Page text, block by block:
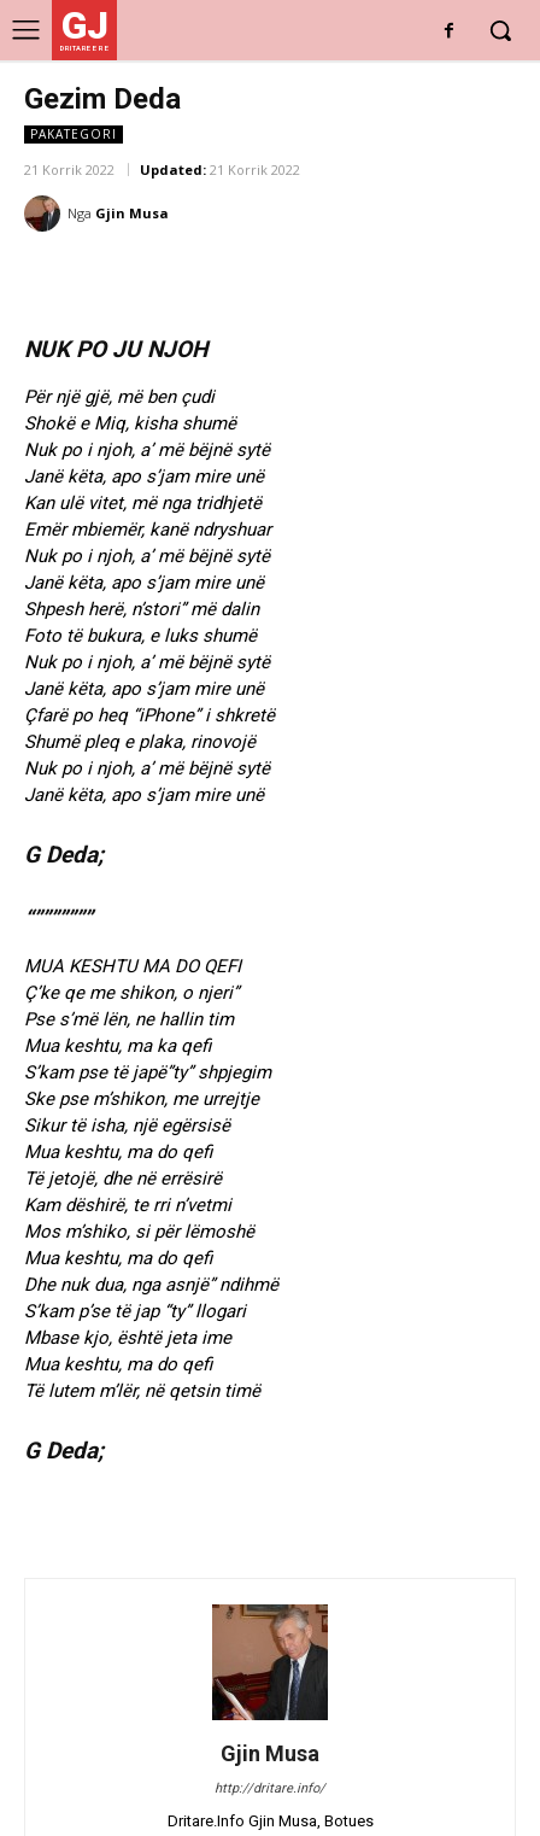
GJ
DRITARE E RE
Gezim Deda
PAKATEGORI
21 Korrik 2022 Updated: 21 Korrik 2022
Nga Gjin Musa
NUK PO JU NJOH
Për një gjë, më ben çudi
Shokë e Miq, kisha shumë
Nuk po i njoh, a’ më bëjnë sytë
Janë këta, apo s’jam mire unë
Kan ulë vitet, më nga tridhjetë
Emër mbiemër, kanë ndryshuar
Nuk po i njoh, a’ më bëjnë sytë
Janë këta, apo s’jam mire unë
Shpesh herë, n’stori” më dalin
Foto të bukura, e luks shumë
Nuk po i njoh, a’ më bëjnë sytë
Janë këta, apo s’jam mire unë
Çfarë po heq “iPhone” i shkretë
Shumë pleq e plaka, rinovojë
Nuk po i njoh, a’ më bëjnë sytë
Janë këta, apo s’jam mire unë
G Deda;
“”””””””
MUA KESHTU MA DO QEFI
Ç’ke qe me shikon, o njeri”
Pse s’më lën, ne hallin tim
Mua keshtu, ma ka qefi
S’kam pse të japë”ty” shpjegim
Ske pse m’shikon, me urrejtje
Sikur të isha, një egërsisë
Mua keshtu, ma do qefi
Të jetojë, dhe në errësirë
Kam dëshirë, te rri n’vetmi
Mos m’shiko, si për lëmoshë
Mua keshtu, ma do qefi
Dhe nuk dua, nga asnjë” ndihmë
S’kam p’se të jap “ty” llogari
Mbase kjo, është jeta ime
Mua keshtu, ma do qefi
Të lutem m’lër, në qetsin timë
G Deda;
Gjin Musa
http://dritare.info/
Dritare.Info Gjin Musa, Botues